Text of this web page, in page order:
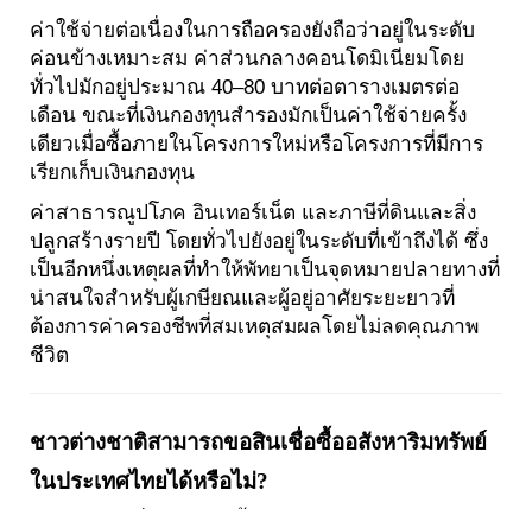
ค่าใช้จ่ายต่อเนื่องในการถือครองยังถือว่าอยู่ในระดับ
ค่อนข้างเหมาะสม ค่าส่วนกลางคอนโดมิเนียมโดย
ทั่วไปมักอยู่ประมาณ 40–80 บาทต่อตารางเมตรต่อ
เดือน ขณะที่เงินกองทุนสำรองมักเป็นค่าใช้จ่ายครั้ง
เดียวเมื่อซื้อภายในโครงการใหม่หรือโครงการที่มีการ
เรียกเก็บเงินกองทุน
ค่าสาธารณูปโภค อินเทอร์เน็ต และภาษีที่ดินและสิ่ง
ปลูกสร้างรายปี โดยทั่วไปยังอยู่ในระดับที่เข้าถึงได้ ซึ่ง
เป็นอีกหนึ่งเหตุผลที่ทำให้พัทยาเป็นจุดหมายปลายทางที่
น่าสนใจสำหรับผู้เกษียณและผู้อยู่อาศัยระยะยาวที่
ต้องการค่าครองชีพที่สมเหตุสมผลโดยไม่ลดคุณภาพ
ชีวิต
ชาวต่างชาติสามารถขอสินเชื่อซื้ออสังหาริมทรัพย์
ในประเทศไทยได้หรือไม่?